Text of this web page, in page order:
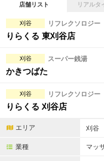
21時以降も受付
初回割引あり
団体割引
キャッシュレス決済OK
店舗リスト リアルタ
刈谷 リフレクソロジー
りらくる 東刈谷店
刈谷 スーパー銭湯
かきつばた
刈谷 リフレクソロジー
りらくる 刈谷店
エリア 刈谷
業種 マッ